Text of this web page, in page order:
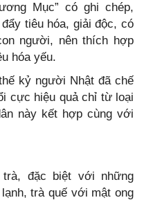
Mục” có ghi chép,
tiêu hóa, giải độc, có
người, nên thích hợp
hóa yếu.
kỷ người Nhật đã chế
cực hiệu quả chỉ từ loại
này kết hợp cùng với
đặc biệt với những
trà quế với mật ong